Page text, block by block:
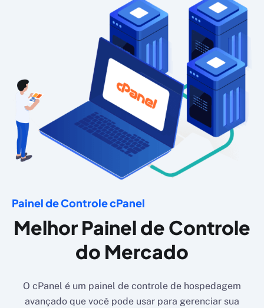
Painel de Controle cPanel
Melhor Painel de Controle
do Mercado
O cPanel é um painel de controle de hospedagem
avançado que você pode usar para gerenciar sua